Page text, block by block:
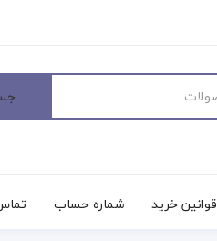
قوانین خرید شماره حساب